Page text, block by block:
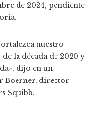
de 2024, pendiente
nuestro
la década de 2020 y
dijo en un
Boerner, director
Squibb.